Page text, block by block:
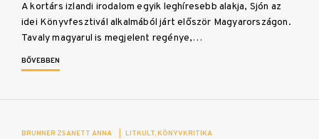
A kortárs izlandi irodalom egyik leghíresebb alakja, Sjón az
idei Könyvfesztivál alkalmából járt először Magyarországon.
Tavaly magyarul is megjelent regénye,…
BŐVEBBEN
BRUNNER ZSANETT ANNA LITKULT KÖNYVKRITIKA